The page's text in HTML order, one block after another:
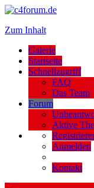
Zum Inhalt
Galerie
Startseite
Schnellzugriff
FAQ
Das Team
Forum
Aktive
Anmelden
Kontakt